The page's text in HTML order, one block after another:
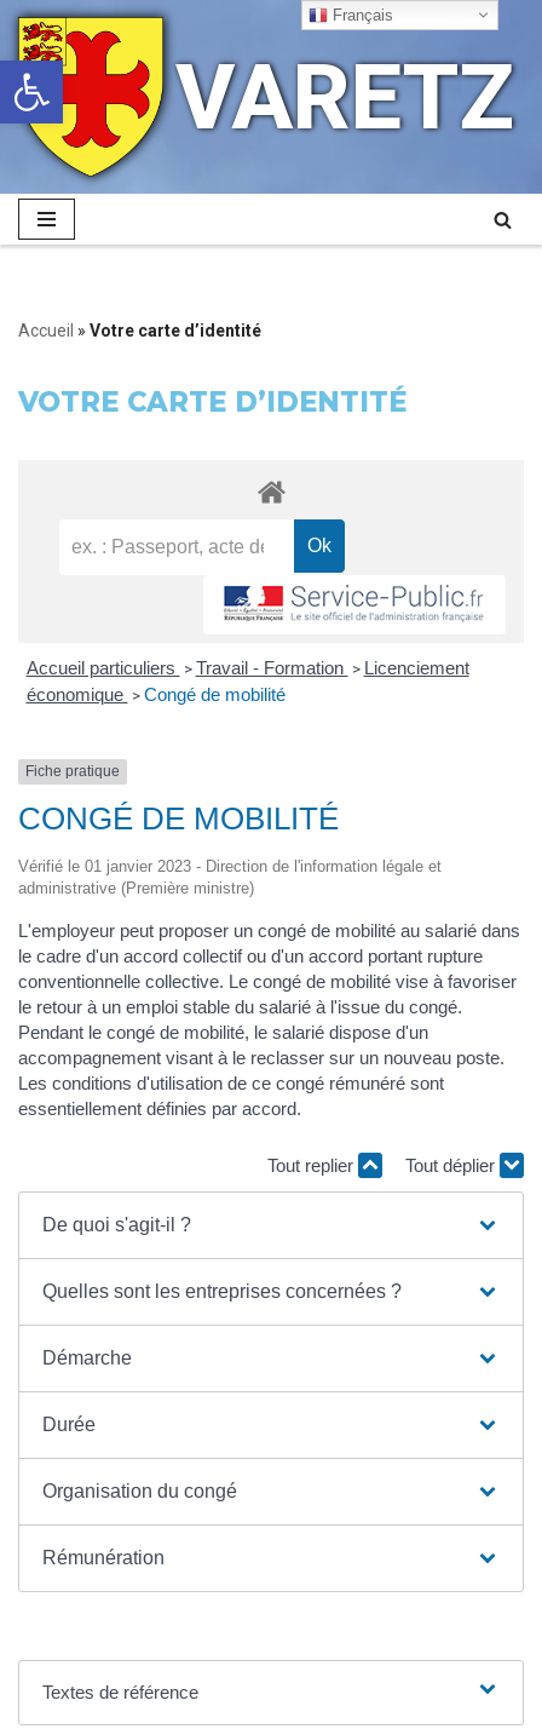
Ouvrir la barre d’outils
Aller
au
contenu
VARETZ
Accueil » Votre carte d’identité
VOTRE CARTE D’IDENTITÉ
Accueil particuliers > Travail - Formation > Licenciement
économique > Congé de mobilité
Fiche pratique
CONGÉ DE MOBILITÉ
Vérifié le 01 janvier 2023 - Direction de l'information légale et
administrative (Première ministre)
L'employeur peut proposer un congé de mobilité au salarié dans
le cadre d'un accord collectif ou d'un accord portant rupture
conventionnelle collective. Le congé de mobilité vise à favoriser
le retour à un emploi stable du salarié à l'issue du congé.
Pendant le congé de mobilité, le salarié dispose d'un
accompagnement visant à le reclasser sur un nouveau poste.
Les conditions d'utilisation de ce congé rémunéré sont
essentiellement définies par accord.
Tout replier Tout déplier
De quoi s'agit-il ?
Quelles sont les entreprises concernées ?
Démarche
Durée
Organisation du congé
Rémunération
Textes de référence
Français